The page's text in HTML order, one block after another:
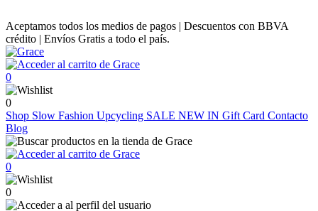
Aceptamos todos los medios de pagos | Descuentos con BBVA
crédito | Envíos Gratis a todo el país.
0
0
Shop Slow Fashion Upcycling SALE NEW IN Gift Card Contacto
Blog
0
0